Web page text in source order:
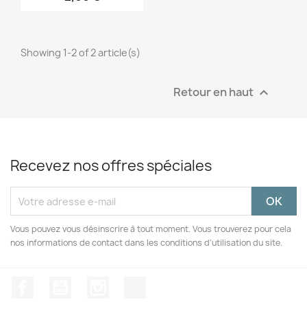
Showing 1-2 of 2 article(s)
Retour en haut 
Recevez nos offres spéciales
Vous pouvez vous désinscrire à tout moment. Vous trouverez pour cela
nos informations de contact dans les conditions d'utilisation du site.